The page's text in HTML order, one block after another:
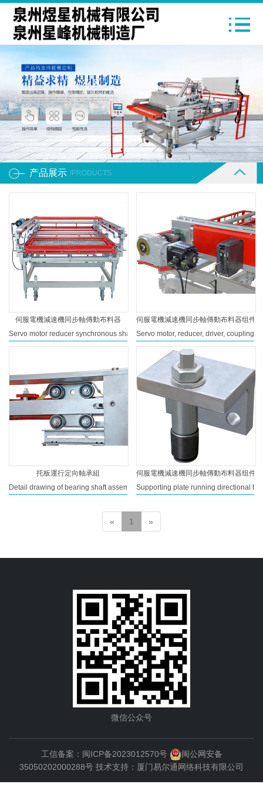
产品展示 /PRODUCTS
伺服電機減速機同步軸傳動布料器
Servo motor reducer synchronous shaft drive distributor
伺服電機減速機同步軸傳動布料器组件
Servo motor, reducer, driver, coupling
托板運行定向軸承組
Detail drawing of bearing shaft assembly seat of supporting plate running track
伺服電機減速機同步軸傳動布料器组件
Supporting plate running directional
« 1 »
微信公众号
工信备案： 闽ICP备2023012570号
闽公网安备
35050202000288号 技术支持： 厦门易尔通网络科技有限公司